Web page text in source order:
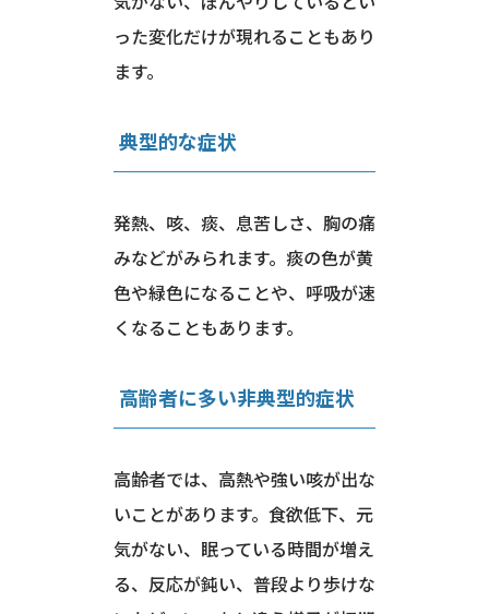
った変化だけが現れることもあり
ます。
典型的な症状
発熱、咳、痰、息苦しさ、胸の痛
みなどがみられます。痰の色が黄
色や緑色になることや、呼吸が速
くなることもあります。
高齢者に多い非典型的症状
高齢者では、高熱や強い咳が出な
いことがあります。食欲低下、元
気がない、眠っている時間が増え
る、反応が鈍い、普段より歩けな